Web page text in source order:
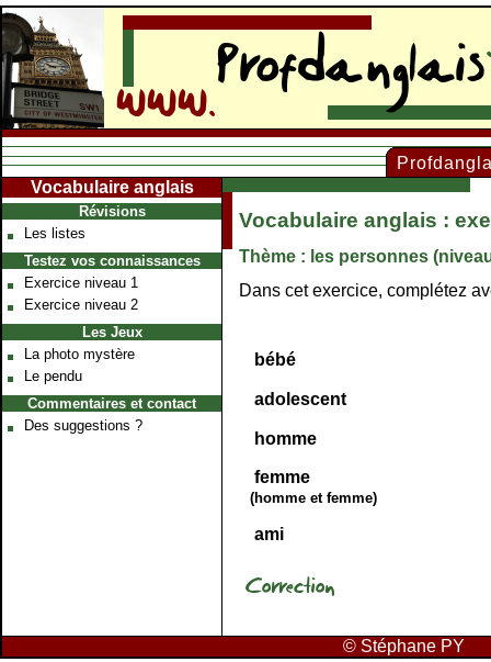
Web www.profdanglais.com
Vocabulaire anglais :
Thème : les personnes
Dans cet exercice, complétez
bébé
adolescent
homme
femme
(homme et femme)
ami
Vocabulaire anglais
Révisions
Les listes
Testez vos connaissances
Exercice niveau 1
Exercice niveau 2
Les Jeux
La photo mystère
Le pendu
Commentaires et contact
Des suggestions ?
©